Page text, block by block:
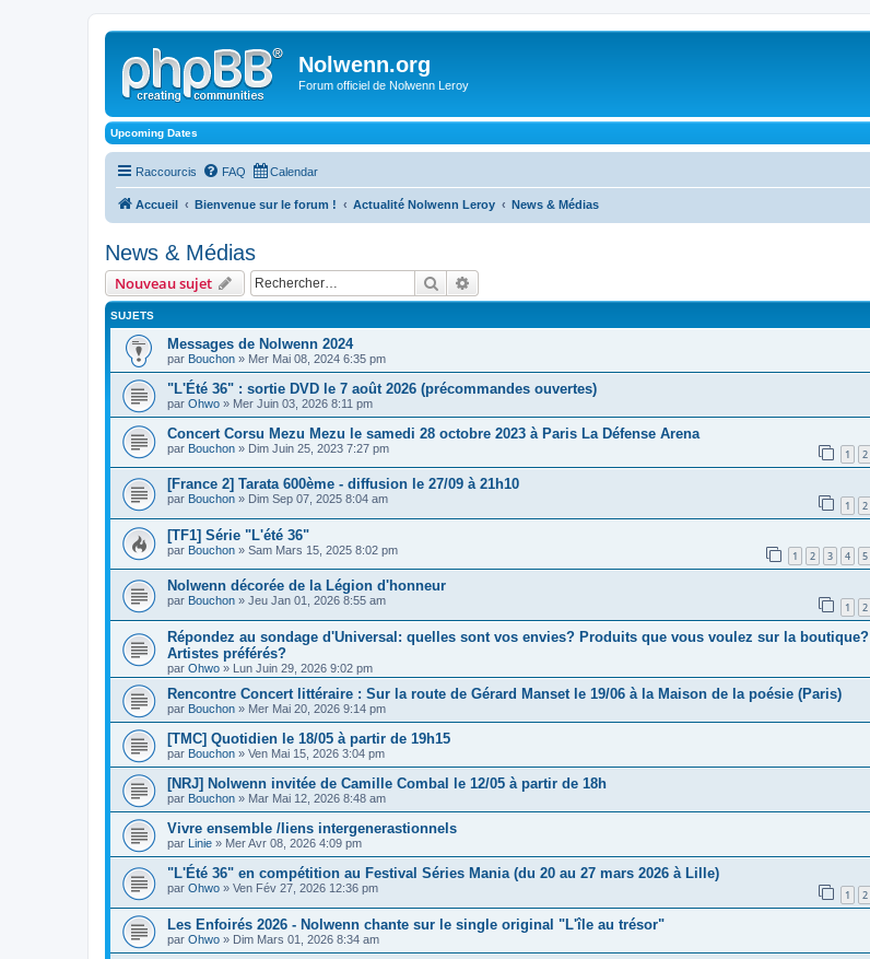
Nolwenn.org
Forum officiel de Nolwenn Leroy
Upcoming Dates
Raccourcis FAQ Calendar
Accueil Bienvenue sur le forum ! Actualité Nolwenn Leroy News & Médias
News & Médias
Nouveau sujet Rechercher
SUJETS
Messages de Nolwenn 2024
par Bouchon » Mer Mai 08, 2024 6:35 pm
"L'Été 36" : sortie DVD le 7 août 2026 (précommandes ouvertes)
par Ohwo » Mer Juin 03, 2026 8:11 pm
Concert Corsu Mezu Mezu le samedi 28 octobre 2023 à Paris La Défense Arena
par Bouchon » Dim Juin 25, 2023 7:27 pm 1 2
[France 2] Tarata 600ème - diffusion le 27/09 à 21h10
par Bouchon » Dim Sep 07, 2025 8:04 am 1 2
[TF1] Série "L'été 36"
par Bouchon » Sam Mars 15, 2025 8:02 pm 1 2 3 4 5
Nolwenn décorée de la Légion d'honneur
par Bouchon » Jeu Jan 01, 2026 8:55 am 1 2
Répondez au sondage d'Universal: quelles sont vos envies? Produits que vous voulez sur la boutique?
Artistes préférés?
par Ohwo » Lun Juin 29, 2026 9:02 pm
Rencontre Concert littéraire : Sur la route de Gérard Manset le 19/06 à la Maison de la poésie (Paris)
par Bouchon » Mer Mai 20, 2026 9:14 pm
[TMC] Quotidien le 18/05 à partir de 19h15
par Bouchon » Ven Mai 15, 2026 3:04 pm
[NRJ] Nolwenn invitée de Camille Combal le 12/05 à partir de 18h
par Bouchon » Mar Mai 12, 2026 8:48 am
Vivre ensemble /liens intergenerastionnels
par Linie » Mer Avr 08, 2026 4:09 pm
"L'Été 36" en compétition au Festival Séries Mania (du 20 au 27 mars 2026 à Lille)
par Ohwo » Ven Fév 27, 2026 12:36 pm 1 2
Les Enfoirés 2026 - Nolwenn chante sur le single original "L'île au trésor"
par Ohwo » Dim Mars 01, 2026 8:34 am